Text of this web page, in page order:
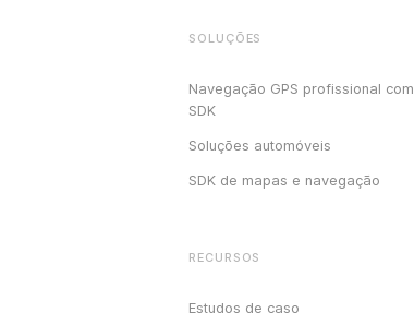
SOLUÇÕES
Navegação GPS profissional com
SDK
Soluções automóveis
SDK de mapas e navegação
RECURSOS
Estudos de caso